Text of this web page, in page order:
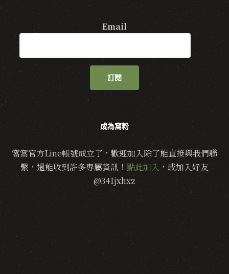
Email
訂閱
成為窩粉
窩窩官方Line帳號成立了，歡迎加入除了能直接與我們聯
繫，還能收到許多專屬資訊！ 點此加入 ，或加入好友
@341jxhxz